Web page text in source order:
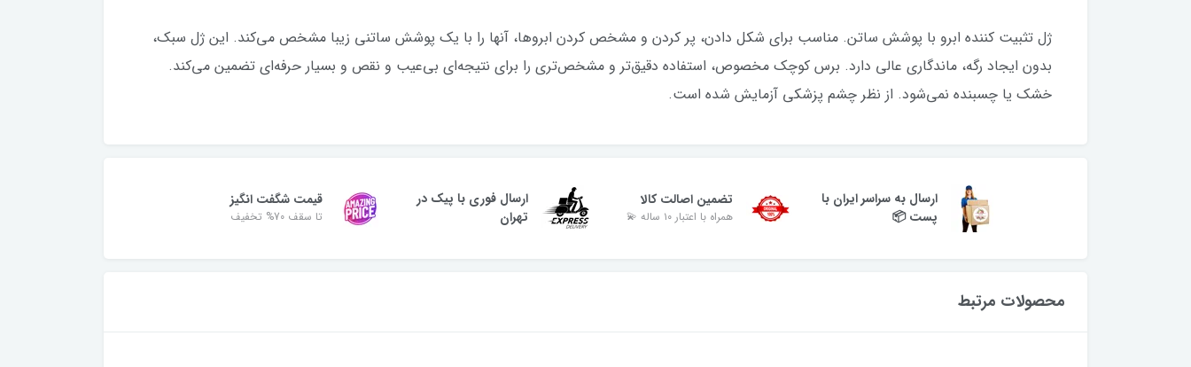
ژل تثبیت کننده ابرو با پوشش ساتن. مناسب برای شکل دادن، پر کردن و مشخص کردن ابروها، آنها را با یک پوشش ساتنی زیبا مشخص می‌کند. این ژل سبک،
بدون ایجاد رگه، ماندگاری عالی دارد. برس کوچک مخصوص، استفاده دقیق‌تر و مشخص‌تری را برای نتیجه‌ای بی‌عیب و نقص و بسیار حرفه‌ای تضمین می‌کند.
خشک یا چسبنده نمی‌شود. از نظر چشم پزشکی آزمایش شده است.
ارسال به سراسر ایران با
پست 📦
تضمین اصالت کالا
همراه با اعتبار ۱۰ ساله 💫
ارسال فوری با پیک در
تهران
قیمت شگفت انگیز
تا سقف 70% تخفیف
محصولات مرتبط